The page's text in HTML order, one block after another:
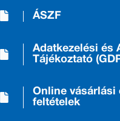
ÁSZF
Adatkezelési és
Tájékoztató
Online vásárlási
feltételek